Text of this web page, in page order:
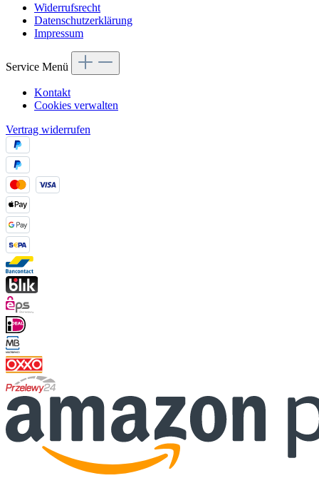
Widerrufsrecht
Datenschutzerklärung
Impressum
Service Menü
Kontakt
Cookies verwalten
Vertrag widerrufen